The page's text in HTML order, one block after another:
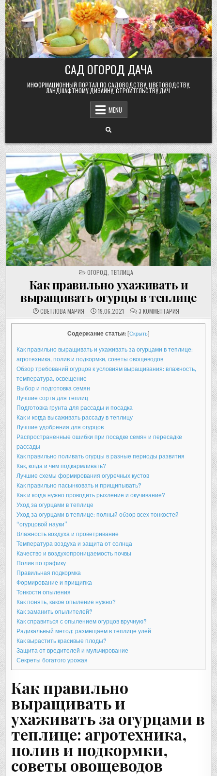
Skip
to
content
САД ОГОРОД ДАЧА
ИНФОРМАЦИОННЫЙ ПОРТАЛ ПО САДОВОДСТВУ, ЦВЕТОВОДСТВУ,
ЛАНДШАФТНОМУ ДИЗАЙНУ, СТРОИТЕЛЬСТВУ ДАЧ.
MENU
POSTED
IN
ОГОРОД, ТЕПЛИЦА
Как правильно ухаживать и
выращивать огурцы в теплице
СВЕТЛОВА МАРИЯ 19.06.2021 3 КОММЕНТАРИЯ
ЗАПИСИ
КАК
ВЫРАЩИВАТЬ
ОГУРЦЫ
Содержание статьи: Скрыть]
Как правильно выращивать и ухаживать за огурцами в теплице:
агротехника, полив и подкормки, советы овощеводов
Обзор требований огурцов к условиям выращивания: влажность,
температура, освещение
Выбор и подготовка семян
Лучшие сорта для теплиц
Подготовка грунта для рассады и посадка
Как и когда высаживать рассаду в теплицу
Лучшие удобрения для огурцов
Распространенные ошибки при посадке семян и пересадке
рассады
Как правильно поливать огурцы в разные периоды развития
Как, когда и чем подкармливать?
Лучшие схемы формирования огуречных кустов
Как правильно пасынковать и прищипывать?
Как и когда нужно проводить рыхление и окучивание?
Уход за огурцами в теплице
Уход за огурцами в теплице: полный обзор всех тонкостей
“огурцовой науки”
Влажность воздуха и проветривание
Температура воздуха и защита от солнца
Качество и воздухопроницаемость почвы
Полив по графику
Правильная подкормка
Формирование и прищипка
Тонкости опыления
Как понять, какое опыление нужно?
Как заманить опылителей?
Как справиться с опылением огурцов вручную?
Радикальный метод: размещаем в теплице улей
Как вырастить красивые плоды?
Защита от вредителей и мульчирование
Секреты богатого урожая
Как правильно
выращивать и
ухаживать за огурцами в
теплице: агротехника,
полив и подкормки,
советы овощеводов